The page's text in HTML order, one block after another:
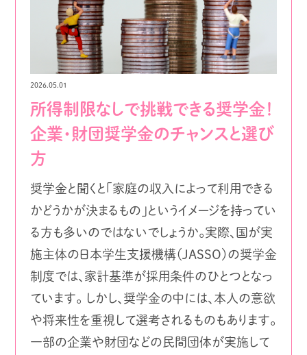
2026.05.01
所得制限なしで挑戦できる奨学金！
企業・財団奨学金のチャンスと選び
方
奨学金と聞くと「家庭の収入によって利用できる
かどうかが決まるもの」というイメージを持ってい
る方も多いのではないでしょうか。実際、国が実
施主体の日本学生支援機構（JASSO）の奨学金
制度では、家計基準が採用条件のひとつとなっ
ています。 しかし、奨学金の中には、本人の意欲
や将来性を重視して選考されるものもあります。
一部の企業や財団などの民間団体が実施して